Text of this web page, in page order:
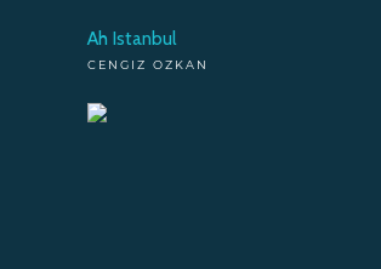
Ah Istanbul
CENGIZ OZKAN